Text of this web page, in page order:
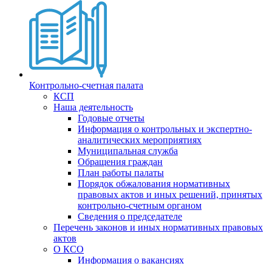
Контрольно-счетная палата
КСП
Наша деятельность
Годовые отчеты
Информация о контрольных и экспертно-
аналитических мероприятиях
Муниципальная служба
Обращения граждан
План работы палаты
Порядок обжалования нормативных
правовых актов и иных решений, принятых
контрольно-счетным органом
Сведения о председателе
Перечень законов и иных нормативных правовых
актов
О КСО
Информация о вакансиях